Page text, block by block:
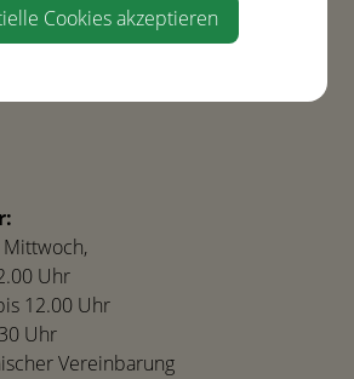
Mittwoch,
Uhr
12.00 Uhr
Uhr
Vereinbarung
Cookies akzeptieren